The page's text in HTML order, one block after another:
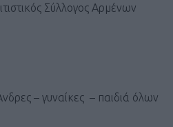
Σύλλογος Αρμένων
– γυναίκες – παιδιά όλων